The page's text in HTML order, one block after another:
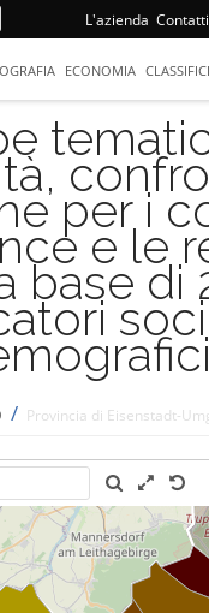
L'azienda Contatti
ECONOMIA
per i
e le
base di
/ Provincia di Eisenstadt-